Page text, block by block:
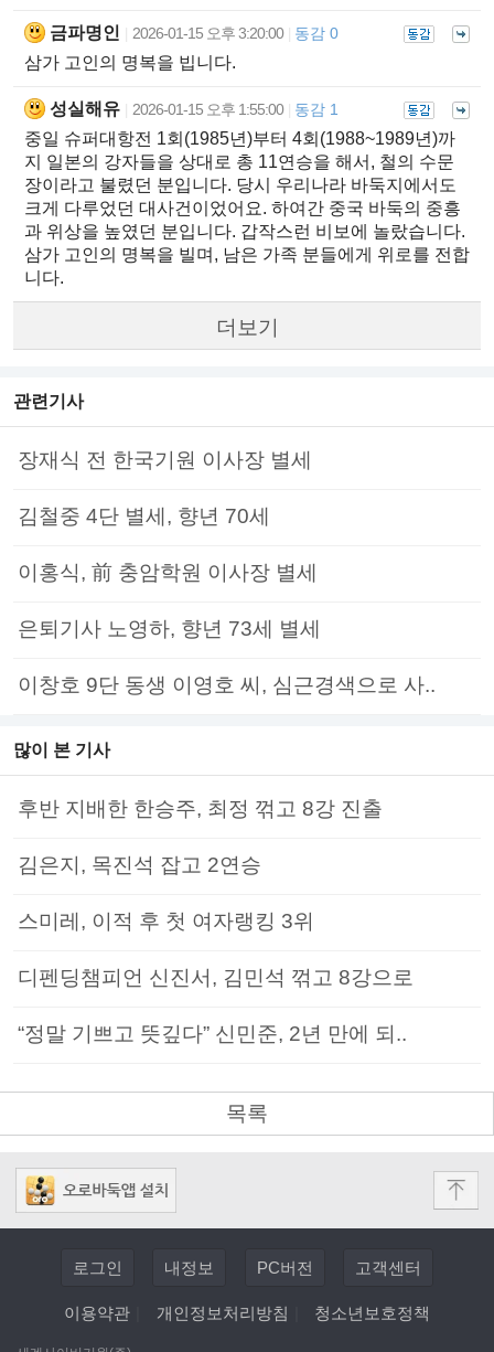
금파명인 2026-01-15 오후 3:20:00 동감 0
삼가 고인의 명복을 빕니다.
성실해유 2026-01-15 오후 1:55:00 동감 1
중일 슈퍼대항전 1회(1985년)부터 4회(1988~1989년)까
지 일본의 강자들을 상대로 총 11연승을 해서, 철의 수문
장이라고 불렸던 분입니다. 당시 우리나라 바둑지에서도
크게 다루었던 대사건이었어요. 하여간 중국 바둑의 중흥
과 위상을 높였던 분입니다. 갑작스런 비보에 놀랐습니다.
삼가 고인의 명복을 빌며, 남은 가족 분들에게 위로를 전합
니다.
더보기
관련기사
장재식 전 한국기원 이사장 별세
김철중 4단 별세, 향년 70세
이홍식, 前 충암학원 이사장 별세
은퇴기사 노영하, 향년 73세 별세
이창호 9단 동생 이영호 씨, 심근경색으로 사..
많이 본 기사
후반 지배한 한승주, 최정 꺾고 8강 진출
김은지, 목진석 잡고 2연승
스미레, 이적 후 첫 여자랭킹 3위
디펜딩챔피언 신진서, 김민석 꺾고 8강으로
“정말 기쁘고 뜻깊다” 신민준, 2년 만에 되..
목록
로그인 내정보 PC버전 고객센터
이용약관 개인정보처리방침 청소년보호정책